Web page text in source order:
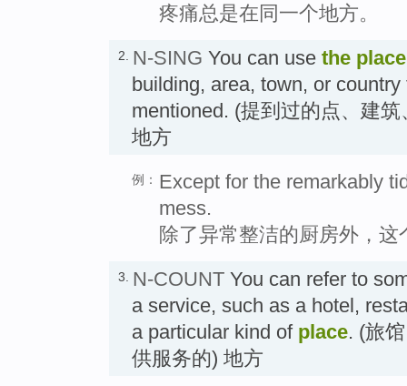
疼痛总是在同一个地方。
2. N-SING You can use the place
building, area, town, or
mentioned. (提到过的点、建
地方
例： Except for the remarkably
mess.
除了异常整洁的厨房外，这
3. N-COUNT You can refer to
a service, such as a hotel,
a particular kind of place. (旅
供服务的) 地方